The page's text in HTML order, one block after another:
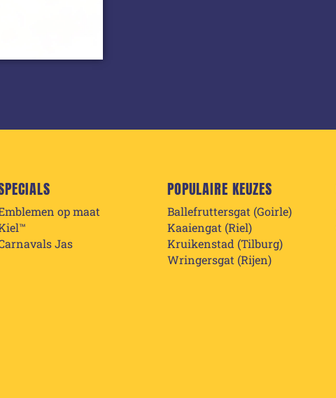
op maat
Jas
POPULAIRE KEUZES
Ballefruttersgat (Goirle)
Kaaiengat (Riel)
Kruikenstad (Tilburg)
Wringersgat (Rijen)